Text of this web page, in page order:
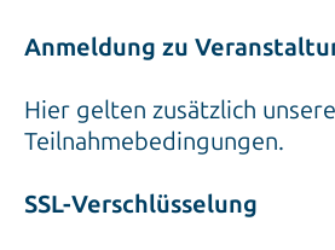
Anmeldung zu
Hier gelten zusätzlich
Teilnahmebedingungen.
SSL-Verschlüsselung